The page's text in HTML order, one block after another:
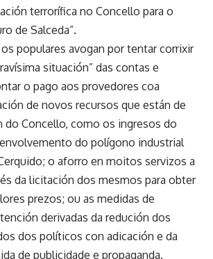
terrorífica no Concello para o
de Salceda”.
os populares avogan por tentar corrixir
situación” das contas e
o pago aos provedores coa
de novos recursos que están de
do Concello, como os ingresos do
do polígono industrial
o aforro en moitos servizos a
da licitación dos mesmos para obter
prezos; ou as medidas de
derivadas da redución dos
dos políticos con adicación e da
de publicidade e propaganda.